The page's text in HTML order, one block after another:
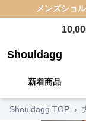
メンズショ
Shouldagg
新着商品
Shouldagg TOP ›